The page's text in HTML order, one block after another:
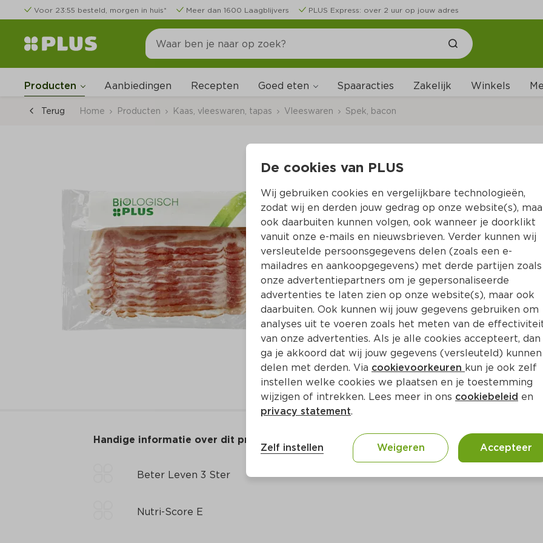
Voor 23:55 besteld, morgen in huis* Meer dan 1600 Laagblijvers PLUS Express: over 2 uur op jouw adres
Producten Aanbiedingen Recepten Goed eten Spaaracties Zakelijk Winkels
Terug Home Producten Kaas, vleeswaren, tapas Vleeswaren Spek, bacon
Biologisch PLUS
Per 100 gram  (per kilo €29.90)
2.99
Toevoegen
Handige informatie over dit product
Beter Leven 3 Ster
Nutri-Score E
De cookies van PLUS
Wij gebruiken cookies en vergelijkbare technologieën,
zodat wij en derden jouw gedrag op onze website(s),
ook daarbuiten kunnen volgen, ook wanneer je doorklikt
vanuit onze e-mails en nieuwsbrieven. Verder kunnen wij
versleutelde persoonsgegevens delen (zoals een e-
mailadres en aankoopgegevens) met derde partijen zoals
onze advertentiepartners om je gepersonaliseerde
advertenties te laten zien op onze website(s), maar ook
daarbuiten. Ook kunnen wij jouw gegevens gebruiken om
analyses uit te voeren zoals het meten van de
van onze advertenties. Als je alle cookies accepteert, dan
ga je akkoord dat wij jouw gegevens (versleuteld) kunnen
delen met derden. Via cookievoorkeuren kun je ook zelf
instellen welke cookies we plaatsen en je toestemming
wijzigen of intrekken. Lees meer in ons cookiebeleid en
privacy statement.
Zelf instellen Weigeren Accepteer